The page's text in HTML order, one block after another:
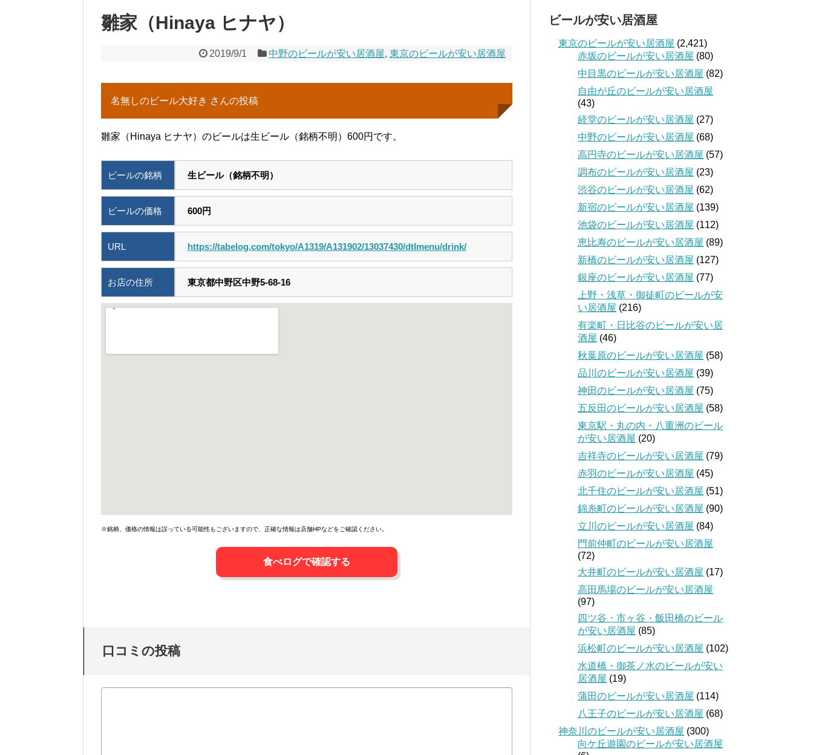
雛家（Hinaya ヒナヤ）
2019/9/1 中野のビールが安い居酒屋, 東京のビールが安い居酒屋
名無しのビール大好き さんの投稿
雛家（Hinaya ヒナヤ）のビールは生ビール（銘柄不明）600円です。
ビールの銘柄 生ビール（銘柄不明）
ビールの価格 600円
URL https://tabelog.com/tokyo/A1319/A131902/13037430/dtlmenu/drink/
お店の住所 東京都中野区中野5-68-16
※銘柄、価格の情報は誤っている可能性もございますので、正確な情報は店舗HPなどをご確認ください。
食べログで確認する
口コミの投稿
ビールが安い居酒屋
東京のビールが安い居酒屋 (2,421)
赤坂のビールが安い居酒屋 (80)
中目黒のビールが安い居酒屋 (82)
自由が丘のビールが安い居酒屋
(43)
経堂のビールが安い居酒屋 (27)
中野のビールが安い居酒屋 (68)
高円寺のビールが安い居酒屋 (57)
調布のビールが安い居酒屋 (23)
渋谷のビールが安い居酒屋 (62)
新宿のビールが安い居酒屋 (139)
池袋のビールが安い居酒屋 (112)
恵比寿のビールが安い居酒屋 (89)
新橋のビールが安い居酒屋 (127)
銀座のビールが安い居酒屋 (77)
上野・浅草・御徒町のビールが安
い居酒屋 (216)
有楽町・日比谷のビールが安い居
酒屋 (46)
秋葉原のビールが安い居酒屋 (58)
品川のビールが安い居酒屋 (39)
神田のビールが安い居酒屋 (75)
五反田のビールが安い居酒屋 (58)
東京駅・丸の内・八重洲のビール
が安い居酒屋 (20)
吉祥寺のビールが安い居酒屋 (79)
赤羽のビールが安い居酒屋 (45)
北千住のビールが安い居酒屋 (51)
錦糸町のビールが安い居酒屋 (90)
立川のビールが安い居酒屋 (84)
門前仲町のビールが安い居酒屋
(72)
大井町のビールが安い居酒屋 (17)
高田馬場のビールが安い居酒屋
(97)
四ツ谷・市ヶ谷・飯田橋のビール
が安い居酒屋 (85)
浜松町のビールが安い居酒屋 (102)
水道橋・御茶ノ水のビールが安い
居酒屋 (19)
蒲田のビールが安い居酒屋 (114)
八王子のビールが安い居酒屋 (68)
神奈川のビールが安い居酒屋 (300)
向ケ丘遊園のビールが安い居酒屋